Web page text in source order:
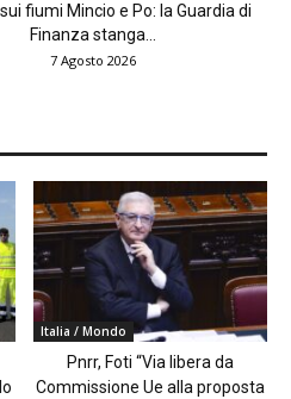
fiumi Mincio e Po: la Guardia di
Finanza stanga...
7 Agosto 2026
Italia / Mondo
Pnrr, Foti “Via libera da
Commissione Ue alla proposta